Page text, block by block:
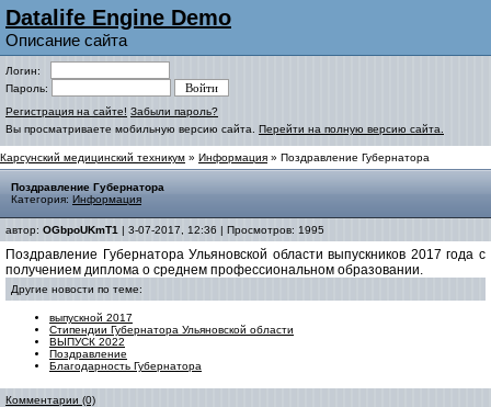
Datalife Engine Demo
Описание сайта
Логин:
Пароль:
Регистрация на сайте! Забыли пароль?
Вы просматриваете мобильную версию сайта. Перейти на полную версию сайта.
Карсунский медицинский техникум » Информация » Поздравление Губернатора
Поздравление Губернатора
Категория: Информация
автор: OGbpoUKmT1 | 3-07-2017, 12:36 | Просмотров: 1995
Поздравление Губернатора Ульяновской области выпускников 2017 года с
получением диплома о среднем профессиональном образовании.
Другие новости по теме:
выпускной 2017
Стипендии Губернатора Ульяновской области
ВЫПУСК 2022
Поздравление
Благодарность Губернатора
Комментарии (0)